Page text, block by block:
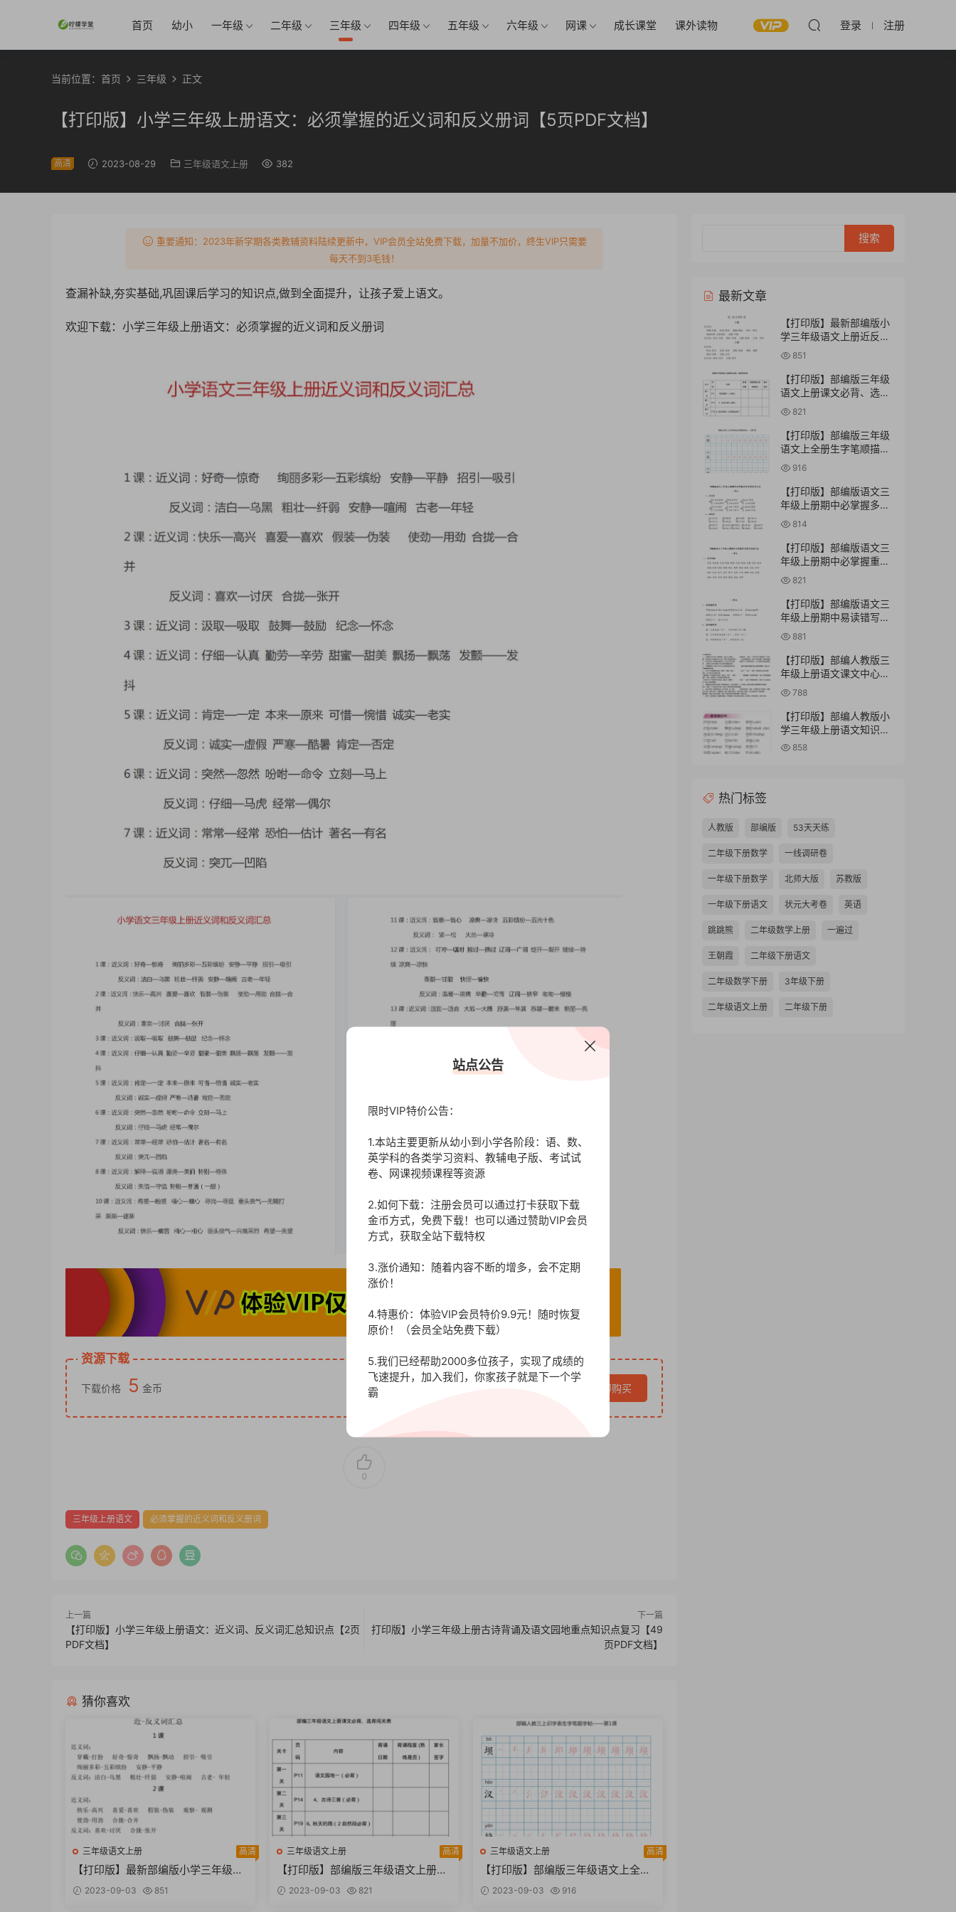
首页 幼小 一年级 二年级 三年级 四年级 五年级 六年级 网课 成长课堂 课外读物 登录 注册
当前位置： 首页 三年级 正文
【打印版】小学三年级上册语文：必须掌握的近义词和反义册词【5页PDF文档】
高清 2023-08-29 三年级语文上册 382
重要通知：2023年新学期各类教辅资料陆续更新中，VIP会员全站免费下载，加量不加价，终生VIP只需要
每天不到3毛钱！
查漏补缺,夯实基础,巩固课后学习的知识点,做到全面提升，让孩子爱上语文。
欢迎下载：小学三年级上册语文：必须掌握的近义词和反义册词
资源下载
下载价格 5 金币 立即购买
0
三年级上册语文 必须掌握的近义词和反义册词
上一篇
【打印版】小学三年级上册语文：近义词、反义词汇总知识点【2页
PDF文档】
下一篇
打印版】小学三年级上册古诗背诵及语文园地重点知识点复习【49
页PDF文档】
猜你喜欢
三年级语文上册 高清
【打印版】最新部编版小学三年级语
文上册近反义词汇总【6页PDF文
档】
2023-09-03 851
三年级语文上册 高清
【打印版】部编版三年级语文上册课
文必背、选背内容汇总【11页PDF文
档】
2023-09-03 821
三年级语文上册 高清
【打印版】部编版三年级语文上全册
生字笔顺描红字帖【74页PDF文档】
2023-09-03 916
最新文章
【打印版】最新部编版小
学三年级语文上册近反义
词汇总【6页PDF文档】
851
【打印版】部编版三年级
语文上册课文必背、选背
内容汇总【11页PDF文
档】
821
【打印版】部编版三年级
语文上全册生字笔顺描红
字帖【74页PDF文档】
916
【打印版】部编版语文三
年级上册期中必掌握多音
字形近字汇总【3页PDF
文档】
814
【打印版】部编版语文三
年级上册期中必掌握重点
默写词语汇总【3页PDF
文档】
821
【打印版】部编版语文三
年级上册期中易读错写错
字汇总【3页PDF文档】
881
【打印版】部编人教版三
年级上册语文课文中心思
想汇总【3页PDF文档】
788
【打印版】部编人教版小
学三年级上册语文知识点
汇总-人教版三上语文知识
858
热门标签
人教版 部编版 53天天练
二年级下册数学 一线调研卷
一年级下册数学 北师大版 苏教版
一年级下册语文 状元大考卷 英语
跳跳熊 二年级数学上册 一遍过
王朝霞 二年级下册语文
二年级数学下册 3年级下册
二年级语文上册 二年级下册
站点公告
限时VIP特价公告：
1.本站主要更新从幼小到小学各阶段：语、数、
英学科的各类学习资料、教辅电子版、考试试
卷、网课视频课程等资源
2.如何下载：注册会员可以通过打卡获取下载
金币方式，免费下载！也可以通过赞助VIP会员
方式，获取全站下载特权
3.涨价通知：随着内容不断的增多，会不定期
涨价！
4.特惠价：体验VIP会员特价9.9元！随时恢复
原价！（会员全站免费下载）
5.我们已经帮助2000多位孩子，实现了成绩的
飞速提升，加入我们，你家孩子就是下一个学
霸